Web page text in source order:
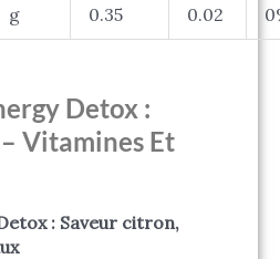
g 0.35 0.02
Detox :
Vitamines Et
: Saveur citron,